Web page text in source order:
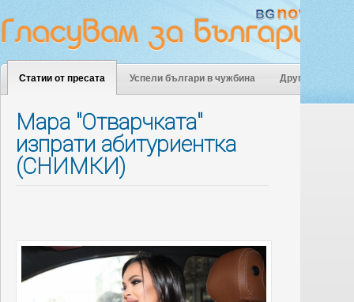
Статии от пресата Успели българи в чужбина Други
Мара "Отварчката"
изпрати абитуриентка
(СНИМКИ)